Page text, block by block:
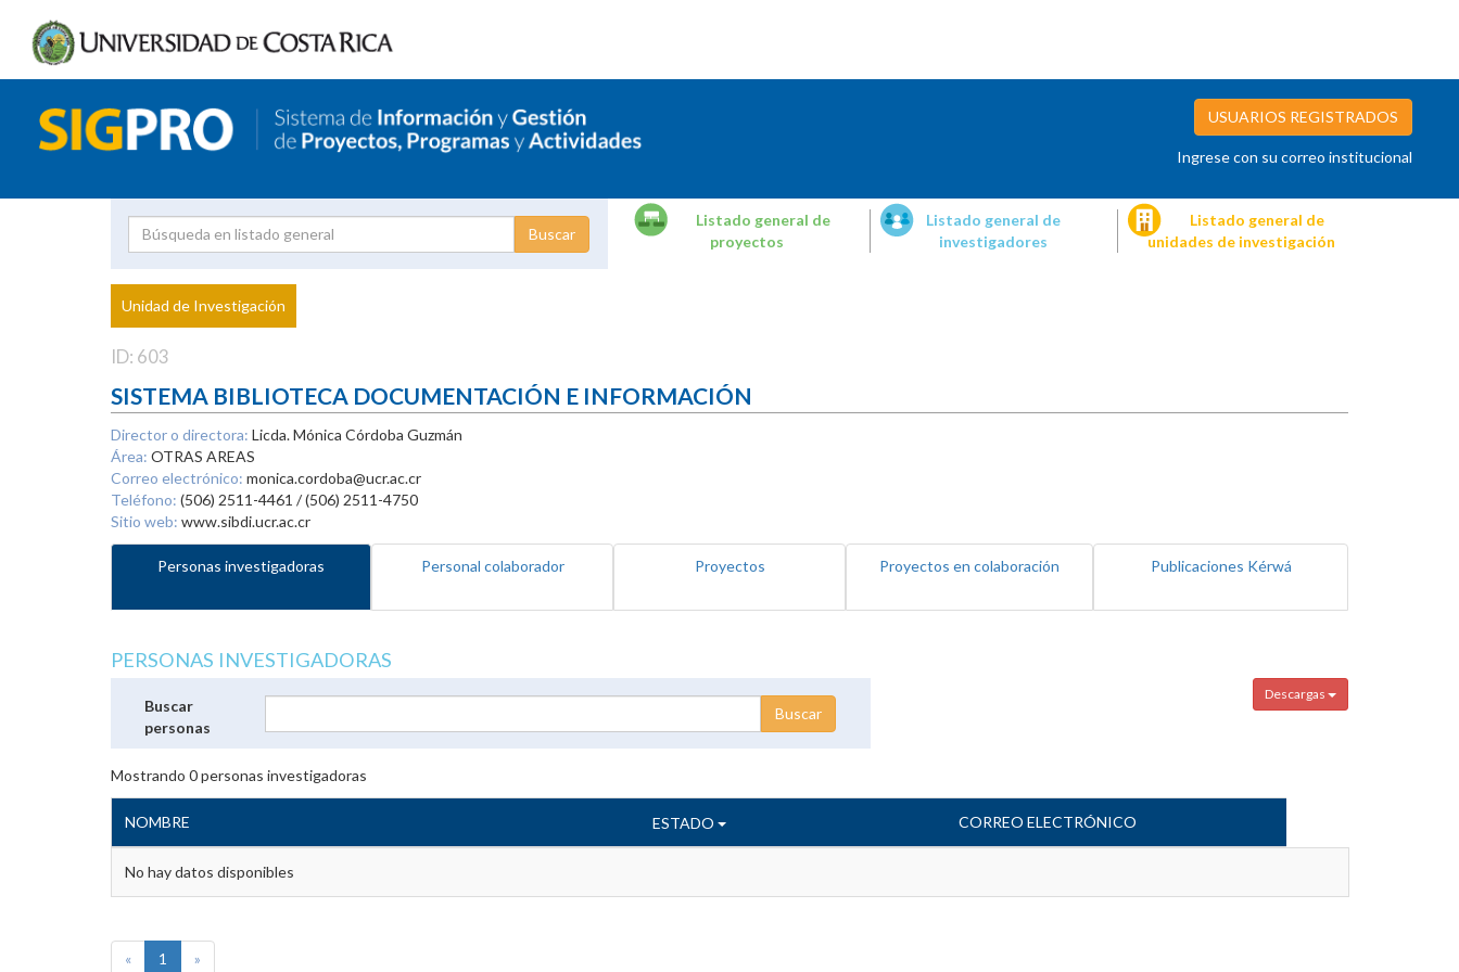
USUARIOS REGISTRADOS
Ingrese con su correo institucional
Proyecto
Investigador
Listado general de
proyectos
Listado general de
investigadores
Listado general de
unidades de investigación
Unidad de Investigación
ID: 603
SISTEMA BIBLIOTECA DOCUMENTACIÓN E INFORMACIÓN
Director o directora: Licda. Mónica Córdoba Guzmán
Área: OTRAS AREAS
Correo electrónico: monica.cordoba@ucr.ac.cr
Teléfono: (506) 2511-4461 / (506) 2511-4750
Sitio web: www.sibdi.ucr.ac.cr
Personas investigadoras Personal colaborador Proyectos Proyectos en colaboración Publicaciones Kérwá
PERSONAS INVESTIGADORAS
Descargas
Buscar
personas
Mostrando 0personas investigadoras
NOMBRE ESTADO CORREO ELECTRÓNICO
No hay datos disponibles
« 1 »